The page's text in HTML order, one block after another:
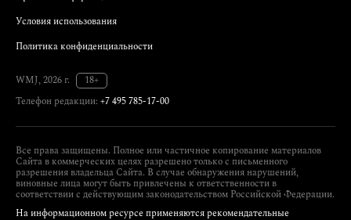
Условия использования
Политика конфиденциальности
WMJ, 2026 г.
18+
Телефон редакции: +7 495 785-17-00
Все права защищены. Полное или частичное копирование материалов
Сайта в коммерческих целях разрешено только с письменного
разрешения владельца Сайта. В случае обнаружения нарушений,
виновные лица могут быть привлечены к ответственности в
соответствии с действующим законодательством Российской Федерации.
На информационном ресурсе применяются рекомендательные